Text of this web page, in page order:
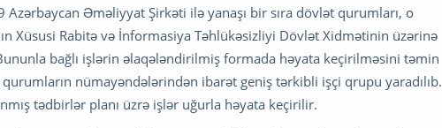
Azərbaycan Əməliyyat Şirkəti ilə yanaşı bir sıra dövlət qurumları, o
Xüsusi Rabitə və İnformasiya Təhlükəsizliyi Dövlət Xidmətinin üzərinə
bağlı işlərin əlaqələndirilmiş formada həyata keçirilməsini təmin
nümayəndələrindən ibarət geniş tərkibli işçi qrupu yaradılıb.
tədbirlər planı üzrə işlər uğurla həyata keçirilir.